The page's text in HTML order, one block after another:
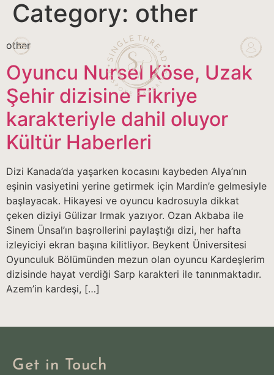
Category: other
other
Oyuncu Nursel Köse, Uzak
Şehir dizisine Fikriye
karakteriyle dahil oluyor
Kültür Haberleri
Dizi Kanada’da yaşarken kocasını kaybeden Alya’nın
eşinin vasiyetini yerine getirmek için Mardin’e gelmesiyle
başlayacak. Hikayesi ve oyuncu kadrosuyla dikkat
çeken diziyi Gülizar Irmak yazıyor. Ozan Akbaba ile
Sinem Ünsal’ın başrollerini paylaştığı dizi, her hafta
izleyiciyi ekran başına kilitliyor. Beykent Üniversitesi
Oyunculuk Bölümünden mezun olan oyuncu Kardeşlerim
dizisinde hayat verdiği Sarp karakteri ile tanınmaktadır.
Azem’in kardeşi, […]
Get in Touch